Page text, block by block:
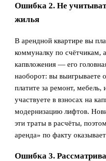
Ошибка 2. Не
жилья
В арендной квартире вы
коммуналку по счётчикам,
капвложения — его
наоборот: вы выигрываете
платите за ремонт, мебель,
участвуете в взносах на
модернизацию лифтов.
эти траты в расчёты,
аренда» по факту
Ошибка 3.